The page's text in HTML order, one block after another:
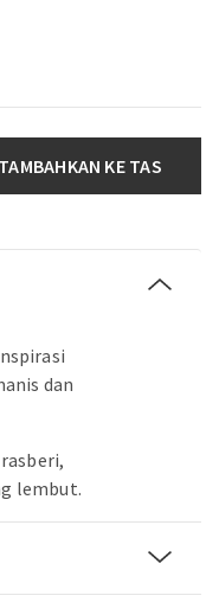
TAMBAHKAN KE TAS
dan
lembut.